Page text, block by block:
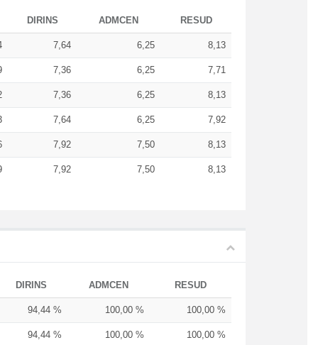
DIRINS ADMCEN RESUD
7,64 6,25 8,13
7,36 6,25 7,71
7,36 6,25 8,13
7,64 6,25 7,92
7,92 7,50 8,13
7,92 7,50 8,13
DIRINS ADMCEN RESUD
94,44 % 100,00 % 100,00 %
94,44 % 100,00 % 100,00 %